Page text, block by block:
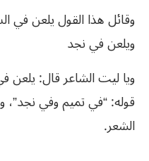
وقائل هذا القول يلعن
ويلعن في نجد
ويا ليت الشاعر قال:
قوله: “في تميم وفي نجد”،
الشعر.